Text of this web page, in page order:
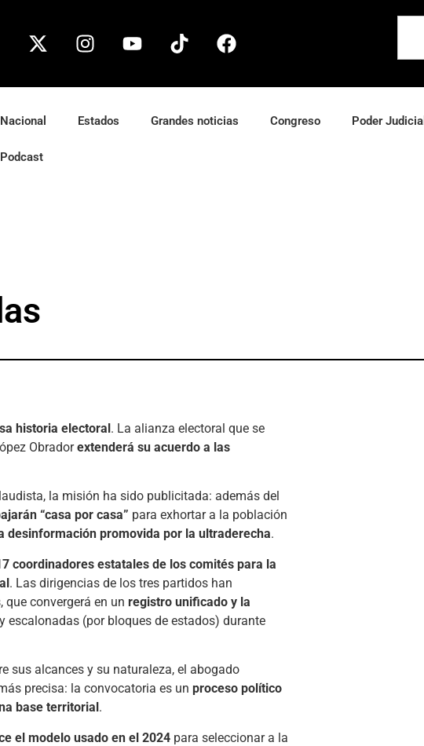
Nacional Estados Grandes noticias Congreso Poder Judicial
Podcast
historia electoral. La alianza electoral que se
Obradorextenderá su acuerdo a las
la misión ha sido publicitada: además del
“casa por casa” para exhortar a la población
desinformación promovida por la ultraderecha.
coordinadores estatales de los comités para la
. Las dirigencias de los tres partidos han
convergerá en un registro unificado y la
escalonadas (por bloques de estados) durante
sus alcances y su naturaleza, el abogado
precisa: la convocatoria es un proceso político
base territorial .
el modelo usado en el 2024 para seleccionar a la